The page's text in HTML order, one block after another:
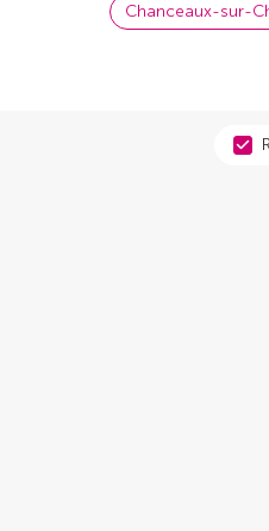
Chanceaux-sur-